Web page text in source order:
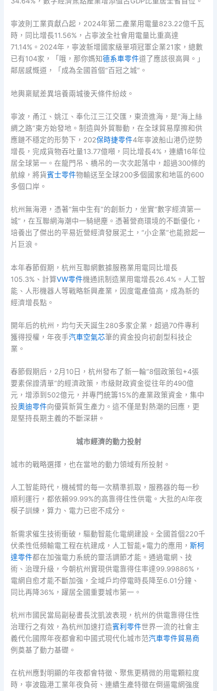
寧波則工業貢獻凸起，2024年第二產業用電量823.22億千瓦
時，同比增長11.56%，占寧波全社會用電量比重高達
71.14%。2024年，寧波新增國家級單項冠軍企業21家，總數
已有104家，「哦，那你媽知德系車零件道了應該很高興。」
鄰居感慨道，「成為全國首個“百冠之城”。
地輿稟賦差異培養兩城後天條件紛歧。
寧波，甬江、姚江、奉化江三江交匯，東流進海，是“海上絲
綢之路”東方始發地。制造與外貿聯動，在全球貿易摩擦和供
應鏈不穩定的形勢下，202保時捷零件4年寧波船山港仍逆勢
增長，完成貨物吞吐量13.77億噸，同比增長4%，連續16年位
居全球第一。在龍門吊、橋吊的一次次起落中，超過300條的
航線，將貨賓士零件物輸送至全球200多個國家和地區的600
多個口岸。
杭州無海港，憑著“無中生有”的創新力，坐實“數字經濟第一
城”，在互聯網海潮中一騎絕塵。憑著營商環境的不斷優化，
培養出了傑出的平易近營經濟發展泥土，“小企業”也能掀起一
片巨浪。
本年春節假期，杭州互聯網數據服務業用電同比增長
105.3%、計算VW零件機通訊制造業用電增長26.4%。人工智
能、人形機器人等戰略新興產業，因度電產值高，成為新的
經濟增長點。
開年后的杭州，均勻天天誕生280多家企業，超過70件專利
獲得授權，年夜手汽車空氣芯筆的資金投向初創型科技企
業。
春節假期后，2月10日，杭州發布了新一輪“8個政策包+4張
要素保證清單”的經濟政策，市級財政資金從往年的490億
元，增添到502億元，并專門統籌15%的產業政策資金，集中
投奧迪零件向優質新質生產力。這不僅是對熱潮的回應，更
是堅持長期主義的不斷深耕。
城市經濟的動力投射
城市的戰略選擇，也在當地的動力領域有所投射。
人工智能時代，機械臂的每一次精準抓取，服務器的每一秒
順利運行，都依賴99.99%的高靠得住性供電。大批的AI年夜
模子訓練，算力、電力已密不成分。
新需求催生技術衝破，驅動智能化電網建設。全國首個220千
伏柔性低頻輸電工程在杭建成，人工智能+電力的應用，斯柯
達零件都在加強電力系統的靈活調節才能。通過電網、技
術、治理升級，今朝杭州實現供電靠得住率達99.99886%，
電網自愈才能不斷加強，全域戶均停電時長降至6.01分鐘、
同比再降36%，躍居全國重要城市第一。
杭州市國民當局副秘書長沈凱波表現，杭州的供電靠得住性
治理行之有效，為杭州加速打造賓利零件世界一流的社會主
義代化國際年夜都會和中國式現代化城市范汽車零件貿易商
例奠基了動力基礎。
在杭州應對明顯的年夜都會特徵、聚焦更精微的用電顆粒度
時，寧波臨港工業年夜負荷、連續生產特徵在倒逼電網強度